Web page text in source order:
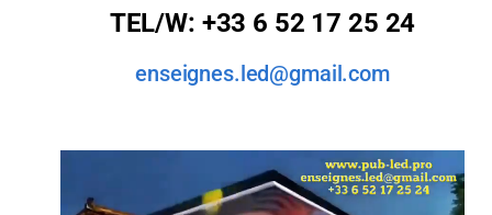
TEL/W: +33 6 52 17 25 24
enseignes.led@gmail.com